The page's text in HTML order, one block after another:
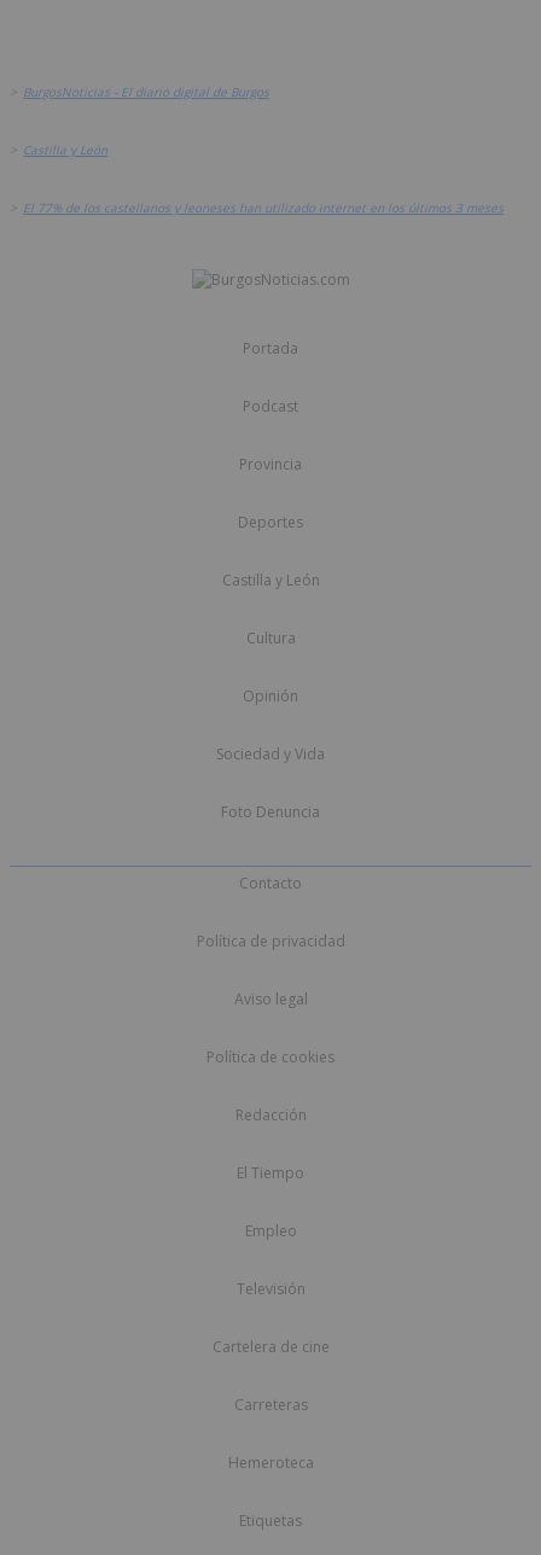
> BurgosNoticias - El diario digital de Burgos
> Castilla y León
> El 77% de los castellanos y leoneses han utilizado internet en los últimos 3 meses
Portada
Podcast
Provincia
Deportes
Castilla y León
Cultura
Opinión
Sociedad y Vida
Foto Denuncia
Contacto
Política de privacidad
Aviso legal
Política de cookies
Redacción
El Tiempo
Empleo
Televisión
Cartelera de cine
Carreteras
Hemeroteca
Etiquetas